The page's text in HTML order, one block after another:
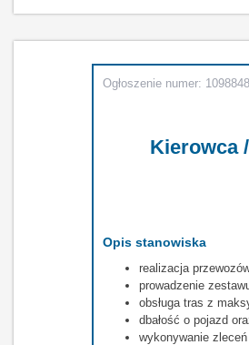
Ogłoszenie numer:
Kierowca
Opis stanowiska
realizacja
prowadzenie
obsługa tras z
dbałość o pojazd
wykonywanie